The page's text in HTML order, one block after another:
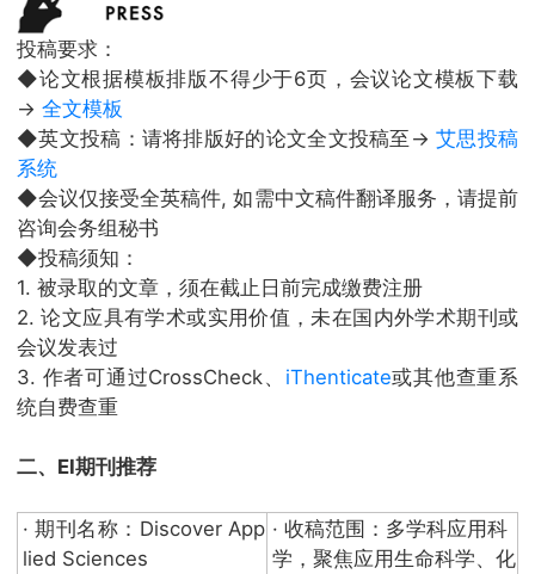
投稿要求：
◆论文根据模板排版不得少于6页，会议论文模板下载
→ 全文模板
◆英文投稿：请将排版好的论文全文投稿至→艾思投稿
系统
◆会议仅接受全英稿件, 如需中文稿件翻译服务，请提前
咨询会务组秘书
◆投稿须知：
1. 被录取的文章，须在截止日前完成缴费注册
2. 论文应具有学术或实用价值，未在国内外学术期刊或
会议发表过
3. 作者可通过CrossCheck、 iThenticate或其他查重系
统自费查重
二、EI期刊推荐
· 期刊名称：Discover App
lied Sciences
· 收稿范围：多学科应用科
学，聚焦应用生命科学、化